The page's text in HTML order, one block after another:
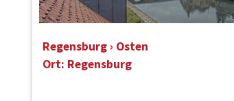
Regensburg › Osten
Ort: Regensburg